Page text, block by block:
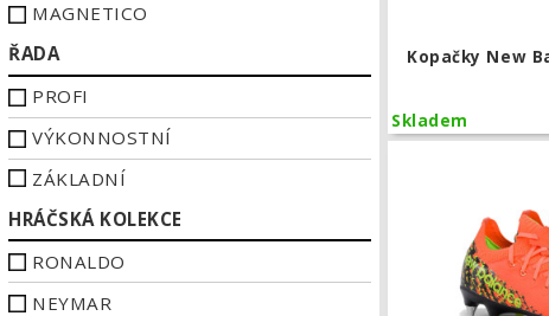
MAGNETICO
ŘADA
PROFI
VÝKONNOSTNÍ
ZÁKLADNÍ
HRÁČSKÁ KOLEKCE
RONALDO
NEYMAR
Kopačky New
Skladem